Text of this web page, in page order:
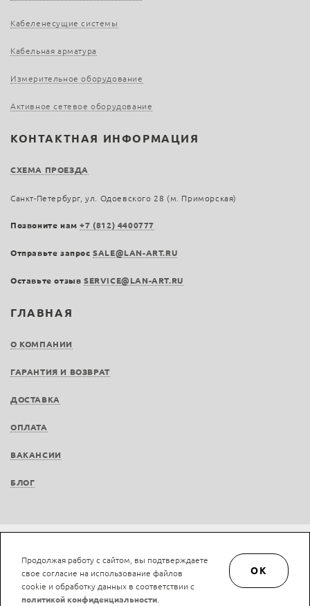
ГЛАВНАЯ
О КОМПАНИИ
ГАРАНТИЯ И ВОЗВРАТ
ДОСТАВКА
ОПЛАТА
ВАКАНСИИ
БЛОГ
Кабеленесущие системы
Кабельная арматура
Измерительное оборудование
Активное сетевое оборудование
КОНТАКТНАЯ ИНФОРМАЦИЯ
СХЕМА ПРОЕЗДА
Санкт-Петербург, ул. Одоевского 28 (м. Приморская)
Позвоните нам+7 (812) 4400777
Отправьте запросSALE@LAN-ART.RU
Оставьте отзыв SERVICE@LAN-ART.RU
Не является публичной офертой © LAN-art.ru, 2013—2026. Все права защищены.
Политика конфиденциальности.
Положение об обработке и защите персональных
данных.
Продолжая работу с сайтом, вы подтверждаете
свое согласие на использование файлов
cookie и обработку данных в соответствии с
политикой конфиденциальности
OK